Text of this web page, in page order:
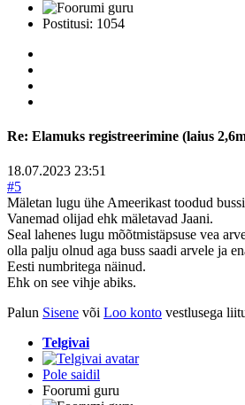
Postitusi: 1054
Re: Elamuks registreerimine (laius
18.07.2023 23:51
#5
Mäletan lugu ühe Ameerikast toodud
Vanemad olijad ehk mäletavad Jaani.
Seal lahenes lugu mõõtmistäpsuse vea
olla palju olnud aga buss saadi arvele ja
Eesti numbritega näinud.
Ehk on see vihje abiks.
Palun Sisene või Loo konto vestlusega
Telgivai
Pole saidil
Foorumi guru